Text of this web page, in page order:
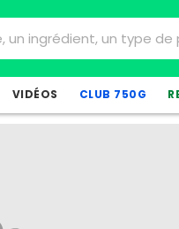
VIDÉOS CLUB 750G